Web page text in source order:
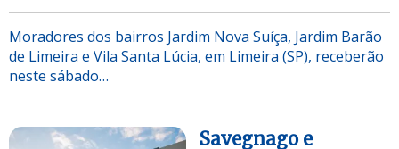
Moradores dos bairros Jardim Nova Suíça, Jardim Barão
de Limeira e Vila Santa Lúcia, em Limeira (SP), receberão
neste sábado…
Savegnago e